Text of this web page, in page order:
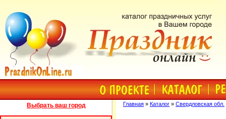
Выбрать ваш город Главная » Каталог » Свердловская обл.